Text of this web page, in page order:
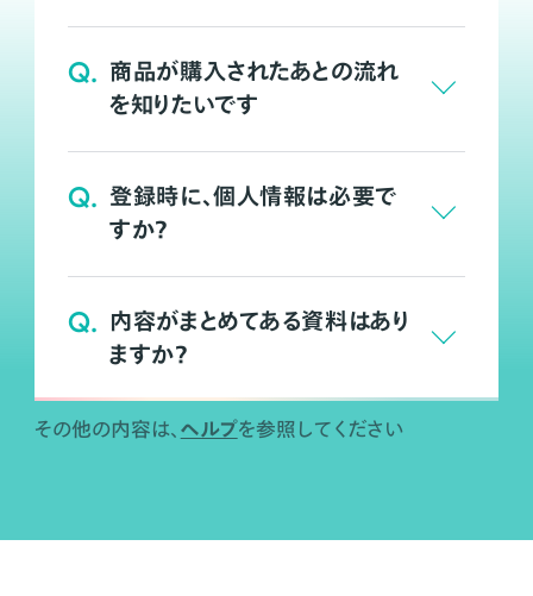
Q. 商品が購入されたあとの流れ
を知りたいです
Q. 登録時に、個人情報は必要で
すか？
Q. 内容がまとめてある資料はあり
ますか？
その他の内容は、 ヘルプを参照してください